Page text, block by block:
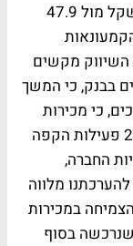
שוק" מוסיפים בבנק את מחיר היעד - 52 שקל מול 47.9
מקשים
בבנק, כי המשך
כי מכירות
שטראוס בחו"ל יצמחו בכ-14% בשנת 2007 פעילות הקפה
החברה,
מלווה
במכירות
שנרכשה בסוף